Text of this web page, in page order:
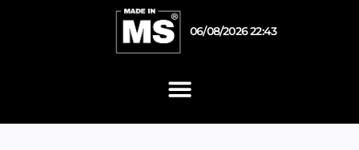
06/08/2026 22:43